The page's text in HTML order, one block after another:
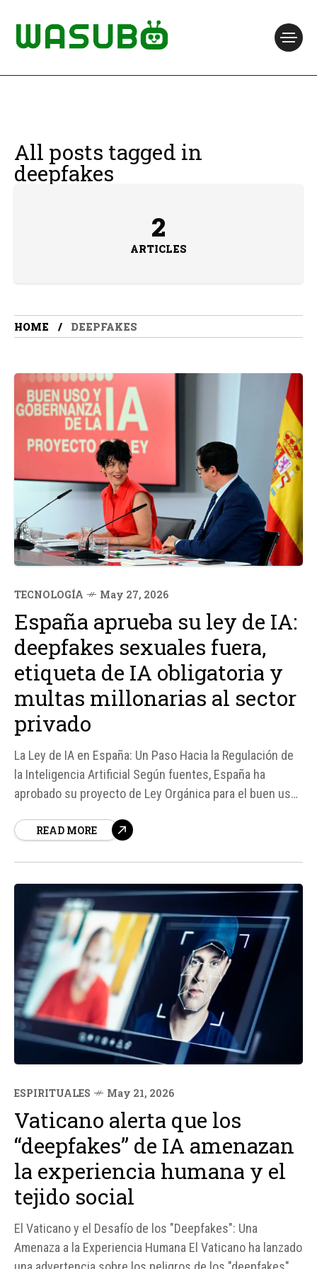
All posts tagged in
deepfakes
2
ARTICLES
HOME DEEPFAKES
TECNOLOGÍA May 27, 2026
España aprueba su ley de IA:
deepfakes sexuales fuera,
etiqueta de IA obligatoria y
multas millonarias al sector
privado
La Ley de IA en España: Un Paso Hacia la Regulación de
la Inteligencia Artificial Según fuentes, España ha
aprobado su proyecto de Ley Orgánica para el buen uso
legislación al marco establecido por la Unión Europea.
READ MORE
ESPIRITUALES May 21, 2026
Vaticano alerta que los
“deepfakes” de IA amenazan
la experiencia humana y el
tejido social
El Vaticano y el Desafío de los "Deepfakes": Una
Amenaza a la Experiencia Humana El Vaticano ha lanzado